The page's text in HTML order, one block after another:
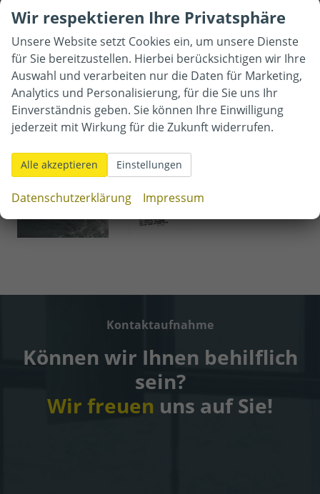
Kontaktaufnahme
Können wir Ihnen behilflich
sein?
Wir freuen uns auf Sie!
Wir respektieren Ihre Privatsphäre
Unsere Website setzt Cookies ein, um unsere Dienste
für Sie bereitzustellen. Hierbei berücksichtigen wir Ihre
Auswahl und verarbeiten nur die Daten für Marketing,
Analytics und Personalisierung, für die Sie uns Ihr
Einverständnis geben. Sie können Ihre Einwilligung
jederzeit mit Wirkung für die Zukunft widerrufen.
Alle akzeptieren Einstellungen
Datenschutzerklärung Impressum